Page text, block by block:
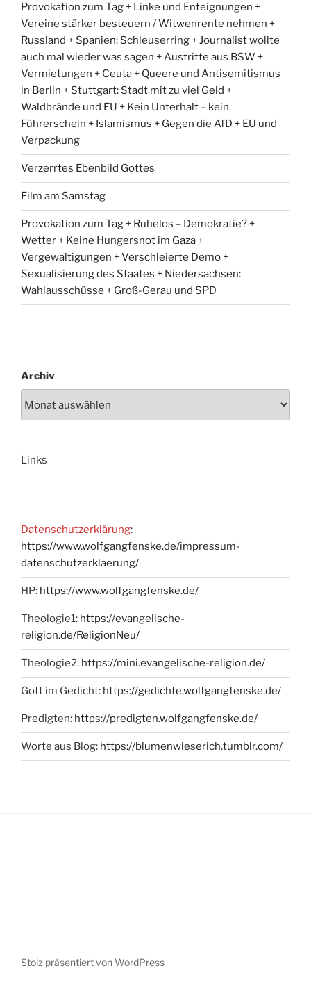
Provokation zum Tag + Linke und Enteignungen +
Vereine stärker besteuern / Witwenrente nehmen +
Russland + Spanien: Schleuserring + Journalist wollte
auch mal wieder was sagen + Austritte aus BSW +
Vermietungen + Ceuta + Queere und Antisemitismus
in Berlin + Stuttgart: Stadt mit zu viel Geld +
Waldbrände und EU + Kein Unterhalt – kein
Führerschein + Islamismus + Gegen die AfD + EU und
Verpackung
Verzerrtes Ebenbild Gottes
Film am Samstag
Provokation zum Tag + Ruhelos – Demokratie? +
Wetter + Keine Hungersnot im Gaza +
Vergewaltigungen + Verschleierte Demo +
Sexualisierung des Staates + Niedersachsen:
Wahlausschüsse + Groß-Gerau und SPD
Archiv
Links
Datenschutzerklärung:
https://www.wolfgangfenske.de/impressum-
datenschutzerklaerung/
HP: https://www.wolfgangfenske.de/
Theologie1: https://evangelische-
religion.de/ReligionNeu/
Theologie2: https://mini.evangelische-religion.de/
Gott im Gedicht: https://gedichte.wolfgangfenske.de/
Predigten: https://predigten.wolfgangfenske.de/
Worte aus Blog: https://blumenwieserich.tumblr.com/
Stolz präsentiert von WordPress